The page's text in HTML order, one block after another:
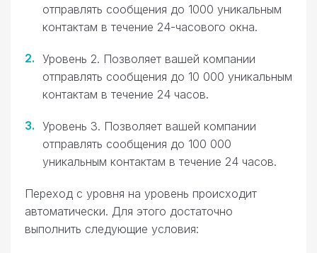
отправлять сообщения до 1000 уникальным
контактам в течение 24-часового окна.
Уровень 2. Позволяет вашей компании
отправлять сообщения до 10 000 уникальным
контактам в течение 24 часов.
Уровень 3. Позволяет вашей компании
отправлять сообщения до 100 000
уникальным контактам в течение 24 часов.
Переход с уровня на уровень происходит
автоматически. Для этого достаточно
выполнить следующие условия: